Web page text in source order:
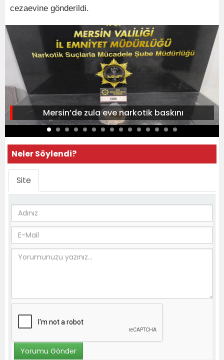
cezaevine gönderildi.
Mersin’de zula eve narkotik baskını
Neler Söylendi?
Site